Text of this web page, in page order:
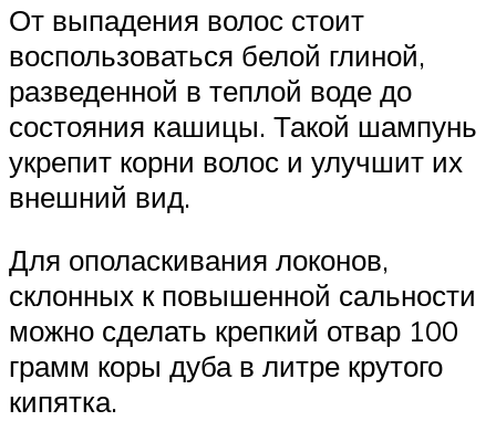
От выпадения волос стоит
воспользоваться белой глиной,
разведенной в теплой воде до
состояния кашицы. Такой шампунь
укрепит корни волос и улучшит их
внешний вид.
Для ополаскивания локонов,
склонных к повышенной сальности
можно сделать крепкий отвар 100
грамм коры дуба в литре крутого
кипятка.